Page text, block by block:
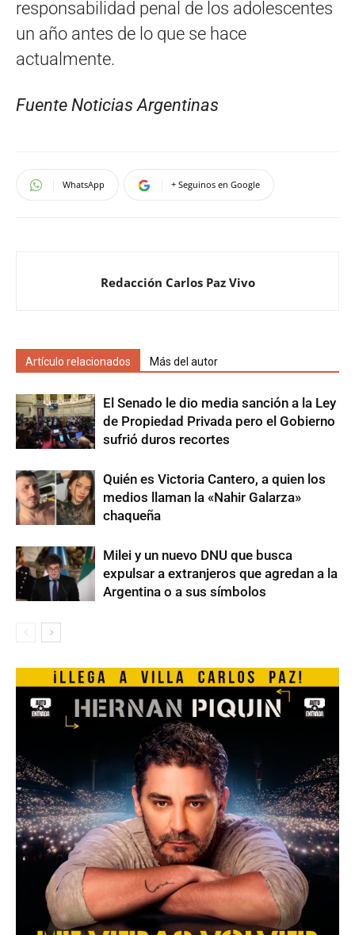
responsabilidad penal de los adolescentes
un año antes de lo que se hace
actualmente.
Fuente Noticias Argentinas
WhatsApp + Seguinos en Google
Redacción Carlos Paz Vivo
Artículo relacionados Más del autor
El Senado le dio media sanción a la Ley
de Propiedad Privada pero el Gobierno
sufrió duros recortes
Quién es Victoria Cantero, a quien los
medios llaman la «Nahir Galarza»
chaqueña
Milei y un nuevo DNU que busca
expulsar a extranjeros que agredan a la
Argentina o a sus símbolos